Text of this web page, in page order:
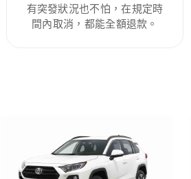
有突發狀況也不怕，在規定時
間內取消，都能全額退款。